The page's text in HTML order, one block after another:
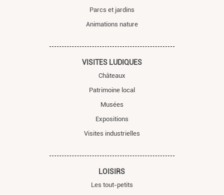
Parcs et jardins
Animations nature
VISITES LUDIQUES
Châteaux
Patrimoine local
Musées
Expositions
Visites industrielles
LOISIRS
Les tout-petits